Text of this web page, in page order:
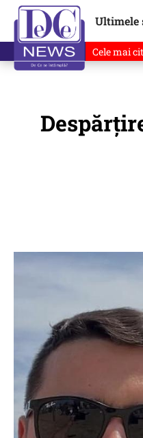
Ultimele
Cele mai